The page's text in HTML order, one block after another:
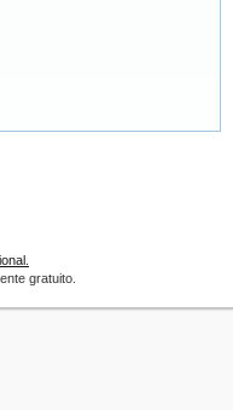
gratuito.